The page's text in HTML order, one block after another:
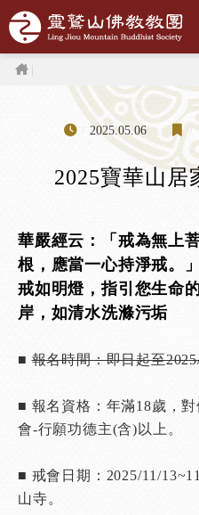
跳到主要內容區塊
首頁
2025.05.06
2025寶華山居
華嚴經云：「戒為無上
根，應當一心持淨戒。」
戒如明燈，指引您生命
岸，如清水洗滌污垢
■報名時間：即日起至
■ 報名資格：年滿18歲，
會-行願功德主(含)以上。
■ 戒會日期：2025/11/
山寺。